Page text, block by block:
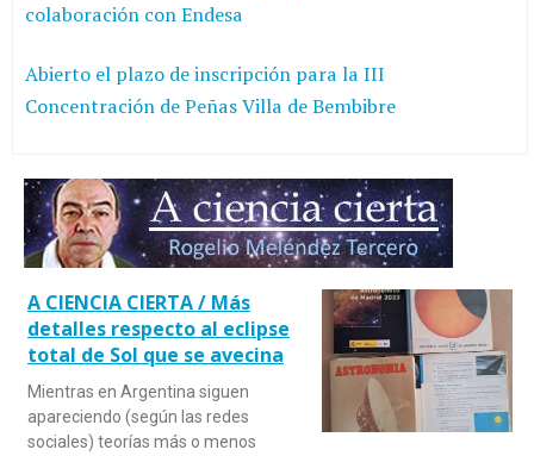
colaboración con Endesa
Abierto el plazo de inscripción para la III
Concentración de Peñas Villa de Bembibre
A CIENCIA CIERTA / Más
detalles respecto al eclipse
total de Sol que se avecina
Mientras en Argentina siguen
apareciendo (según las redes
sociales) teorías más o menos